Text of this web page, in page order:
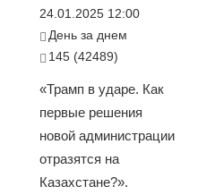
24.01.2025 12:00
День за днем
145 (42489)
«Трамп в ударе. Как
первые решения
новой администрации
отразятся на
Казахстане?».